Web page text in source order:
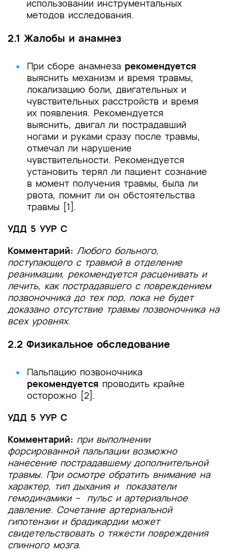
использовании инструментальных
методов исследования.
2.1 Жалобы и анамнез
При сборе анамнеза рекомендуется
выяснить механизм и время травмы,
локализацию боли, двигательных и
чувствительных расстройств и время
их появления. Рекомендуется
выяснить, двигал ли пострадавший
ногами и руками сразу после травмы,
отмечал ли нарушение
чувствительности. Рекомендуется
установить терял ли пациент сознание
в момент получения травмы, была ли
рвота, помнит ли он обстоятельства
травмы [1].
УДД 5 УУР С
Комментарий: Любого больного,
поступающего с травмой в отделение
реанимации, рекомендуется расценивать и
лечить, как пострадавшего с повреждением
позвоночника до тех пор, пока не будет
доказано отсутствие травмы позвоночника на
всех уровнях.
2.2 Физикальное обследование
Пальпацию позвоночника
рекомендуется проводить крайне
осторожно [2].
УДД 5 УУР С
Комментарий: при выполнении
форсированной пальпации возможно
нанесение пострадавшему дополнительной
травмы. При осмотре обратить внимание на
характер, тип дыхания и показатели
гемодинамики – пульс и артериальное
давление. Сочетание артериальной
гипотензии и брадикардии может
свидетельствовать о тяжести повреждения
спинного мозга.